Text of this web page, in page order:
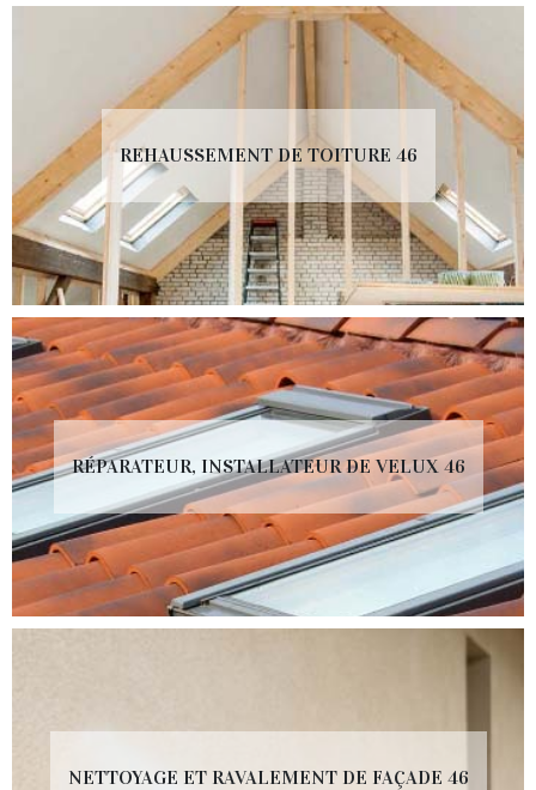
REHAUSSEMENT DE TOITURE 46
RÉPARATEUR, INSTALLATEUR DE VELUX 46
NETTOYAGE ET RAVALEMENT DE FAÇADE 46